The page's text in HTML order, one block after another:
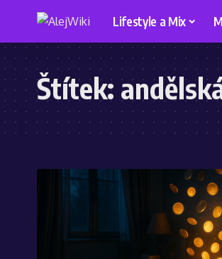
Lifestyle a Mix
Štítek: